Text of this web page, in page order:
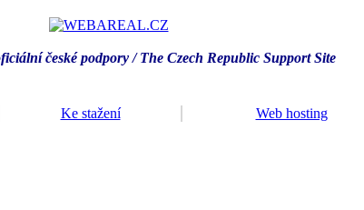
české podpory / The Czech Republic Support Site
Ke stažení Web hosting